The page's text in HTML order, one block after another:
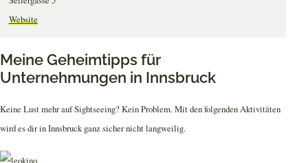
Website
Meine Geheimtipps für
Unternehmungen in Innsbruck
Keine Lust mehr auf Sightseeing? Kein Problem. Mit den folgenden Aktivitäten
wird es dir in Innsbruck ganz sicher nicht langweilig.